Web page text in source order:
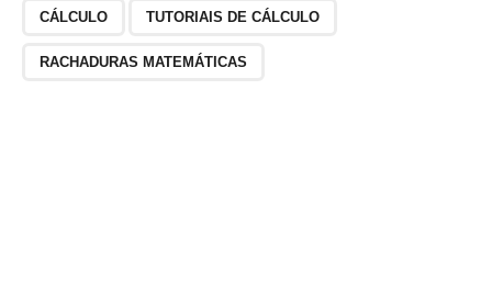
t
CÁLCULO TUTORIAIS DE CÁLCULO
RACHADURAS MATEMÁTICAS